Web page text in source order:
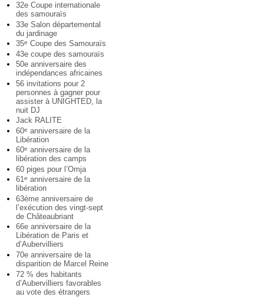
32e Coupe internationale
des samouraïs
33e Salon départemental
du jardinage
35e Coupe des Samouraïs
43e coupe des samouraïs
50e anniversaire des
indépendances africaines
56 invitations pour 2
personnes à gagner pour
assister à UNIGHTED, la
nuit DJ
Jack RALITE
60e anniversaire de la
Libération
60e anniversaire de la
libération des camps
60 piges pour l’Omja
61e anniversaire de la
libération
63ème anniversaire de
l’exécution des vingt-sept
de Châteaubriant
66e anniversaire de la
Libération de Paris et
d’Aubervilliers
70e anniversaire de la
disparition de Marcel Reine
72 % des habitants
d’Aubervilliers favorables
au vote des étrangers